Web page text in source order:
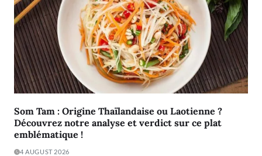
Som Tam : Origine Thaïlandaise ou Laotienne ?
Découvrez notre analyse et verdict sur ce plat
emblématique !
4 AUGUST 2026